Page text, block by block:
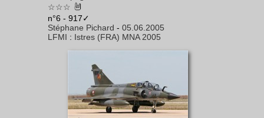
☆☆☆
n°6 - 917✓
Stéphane Pichard - 05.06.2005
LFMI : Istres (FRA) MNA 2005